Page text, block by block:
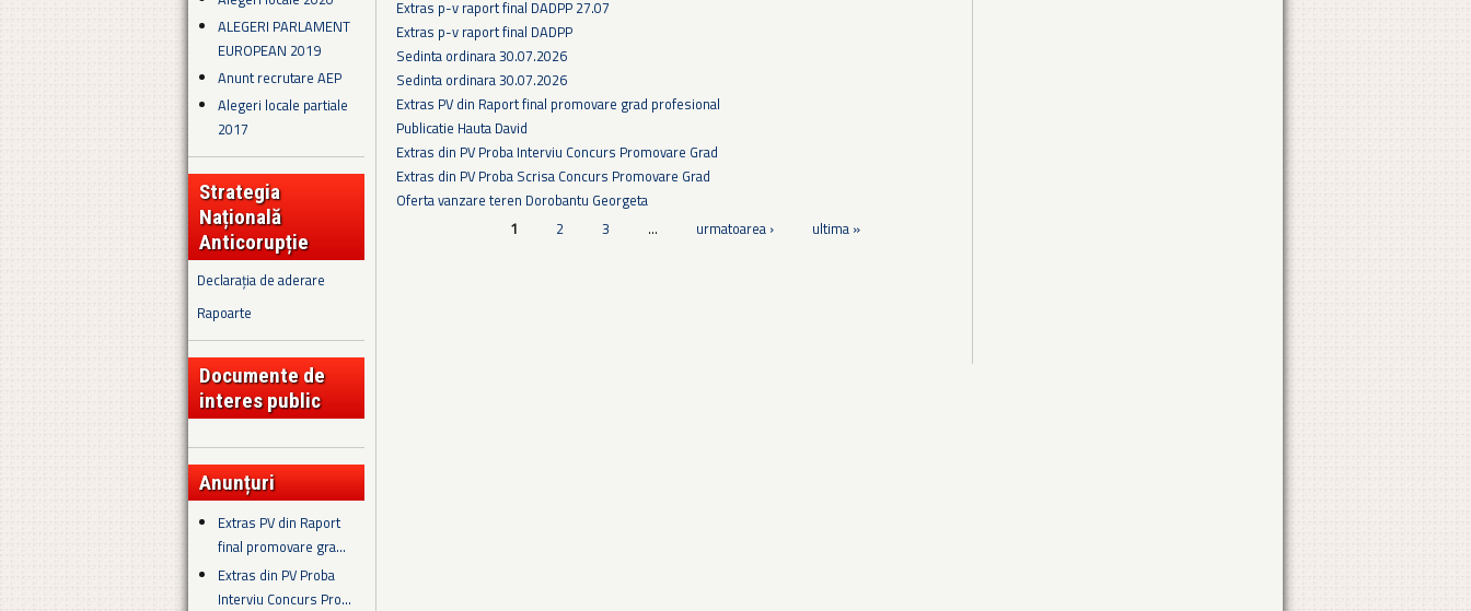
ALEGERI PARLAMENT
EUROPEAN 2019
Anunt recrutare AEP
Alegeri locale partiale
2017
Strategia
Națională
Anticorupție
Declarația de aderare
Rapoarte
Documente de
interes public
Anunțuri
Extras PV din Raport
final promovare gra...
Extras din PV Proba
Interviu Concurs Pro...
Extras p-v raport final DADPP 27.07
Extras p-v raport final DADPP
Sedinta ordinara 30.07.2026
Sedinta ordinara 30.07.2026
Extras PV din Raport final promovare grad profesional
Publicatie Hauta David
Extras din PV Proba Interviu Concurs Promovare Grad
Extras din PV Proba Scrisa Concurs Promovare Grad
Oferta vanzare teren Dorobantu Georgeta
1 2 3 … urmatoarea › ultima »